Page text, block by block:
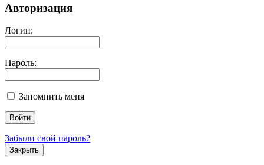
Авторизация
Логин:
Пароль:
Запомнить меня
Забыли свой пароль?
Закрыть